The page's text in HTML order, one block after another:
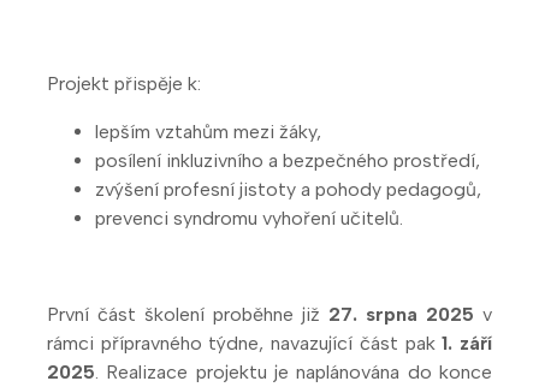
Projekt přispěje k:
lepším vztahům mezi žáky,
posílení inkluzivního a bezpečného prostředí,
zvýšení profesní jistoty a pohody pedagogů,
prevenci syndromu vyhoření učitelů.
První část školení proběhne již 27. srpna 2025 v
rámci přípravného týdne, navazující část pak1. září
2025 . Realizace projektu je naplánována do konce